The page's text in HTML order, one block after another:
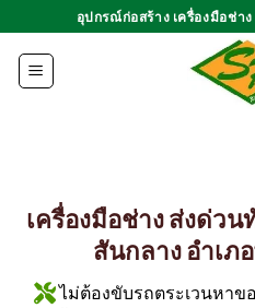
ไป
เนื้อหา
อุปกรณ์ก่อสร้าง เครื่องมือช่า
เครื่องมือช่าง ส่งด่ว
สันกลาง อำเภ
ไม่ต้องขับรถตระเวนหาขอ